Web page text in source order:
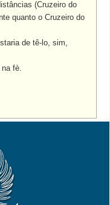
(Cruzeiro do
quanto o Cruzeiro do
de tê-lo, sim,
fè.